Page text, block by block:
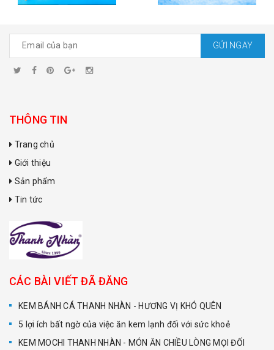
GỬI NGAY
THÔNG TIN
Trang chủ
Giới thiệu
Sản phẩm
Tin tức
CÁC BÀI VIẾT ĐÃ ĐĂNG
KEM BÁNH CÁ THANH NHÀN - HƯƠNG VỊ KHÓ QUÊN
5 lợi ích bất ngờ của việc ăn kem lạnh đối với sức khoẻ
KEM MOCHI THANH NHÀN - MÓN ĂN CHIỀU LÒNG MỌI ĐỐI